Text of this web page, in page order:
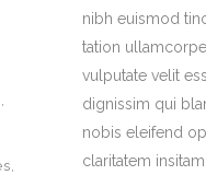
nibh euismod
tation
vulputate velit
dignissim qui
nobis eleifend
claritatem